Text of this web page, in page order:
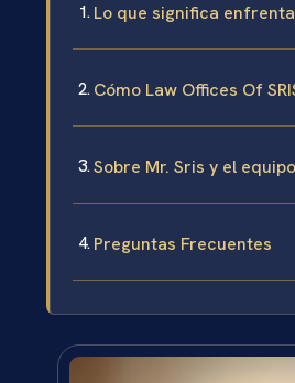
Lo que significa
Cómo Law Offices Of
Sobre Mr. Sris y el
Preguntas Frecuentes